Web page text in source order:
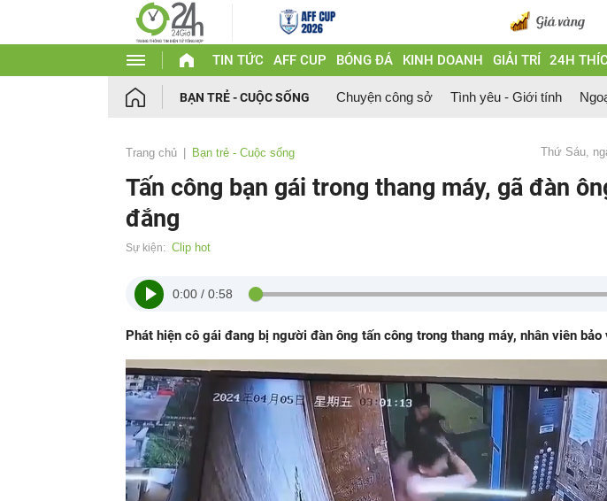
TIN TỨC AFF CUP BÓNG ĐÁ KINH DOANH GIẢI TRÍ 24H
BẠN TRẺ - CUỘC SỐNG Chuyện công sở Tình yêu - Giới tính
Trang chủ Bạn trẻ - Cuộc sống Thứ Sáu,
Tấn công bạn gái trong thang máy, gã đàn
đắng
Sự kiện: Clip hot
0:00 / 0:58
Phát hiện cô gái đang bị người đàn ông tấn công trong thang máy, nhân viên